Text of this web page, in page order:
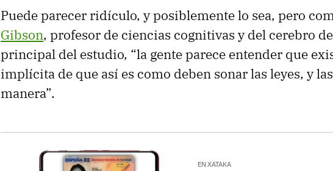
Puede parecer ridículo, y posiblemente lo sea, pero
Gibson, profesor de ciencias cognitivas y del cerebro
principal del estudio, “la gente parece entender que
implícita de que así es como deben sonar las leyes, y
manera”.
EN XATAKA